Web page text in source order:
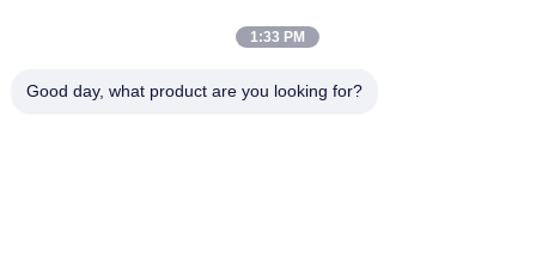
Китай Хорошее качество Керамические носители Поставщик.
Nonmetallic Chemical Machinery Factory Co.,Ltd . Все права
1:33 PM
Good day, what product are you looking for?